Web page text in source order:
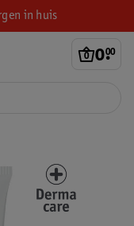
in huis
0.
00